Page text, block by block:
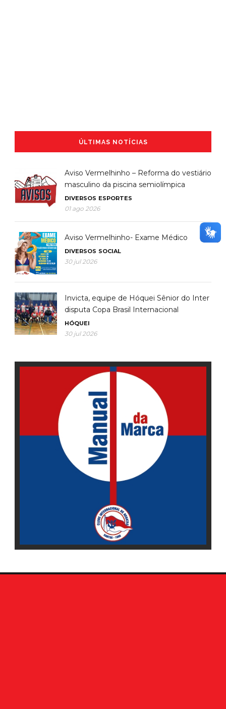
ÚLTIMAS NOTÍCIAS
Aviso Vermelhinho – Reforma do vestiário
masculino da piscina semiolímpica
DIVERSOS ESPORTES
01 ago 2026
Aviso Vermelhinho- Exame Médico
DIVERSOS SOCIAL
30 jul 2026
Invicta, equipe de Hóquei Sênior do Inter
disputa Copa Brasil Internacional
HÓQUEI
30 jul 2026